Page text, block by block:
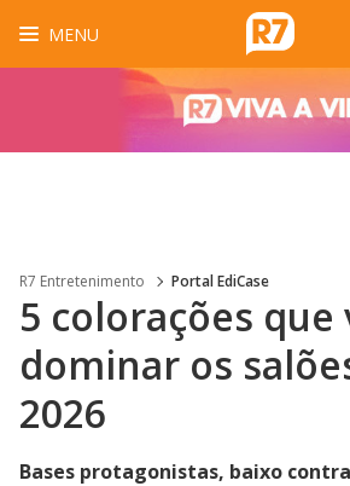
MENU
R7 Entretenimento Portal EdiCase
5 colorações que
dominar os
2026
Bases protagonistas, baixo